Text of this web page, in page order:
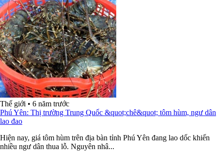
Thế giới • 6 năm trước
Phú Yên: Thị trường Trung Quốc &quot;chê&quot; tôm hùm, ngư dân
lao đao
Hiện nay, giá tôm hùm trên địa bàn tỉnh Phú Yên đang lao dốc khiến
nhiều ngư dân thua lỗ. Nguyên nhâ...